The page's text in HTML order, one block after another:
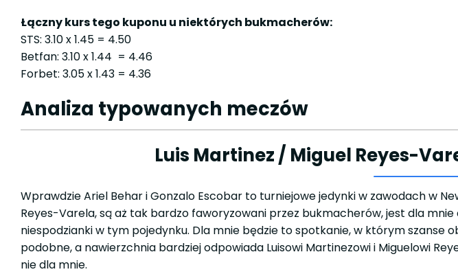
Łączny kurs tego kuponu u niektórych bukmacherów:
STS: 3.10 x 1.45 = 4.50
Betfan: 3.10 x 1.44 = 4.46
Forbet: 3.05 x 1.43 = 4.36
Analiza typowanych meczów
Luis Martinez / Miguel Reyes-
Wprawdzie Ariel Behar i Gonzalo Escobar to turniejowe jedynki w zawodach w
Reyes-Varela, są aż tak bardzo faworyzowani przez bukmacherów, jest dla
niespodzianki w tym pojedynku. Dla mnie będzie to spotkanie, w którym szanse
podobne, a nawierzchnia bardziej odpowiada Luisowi Martinezowi i Miguelowi
nie dla mnie.